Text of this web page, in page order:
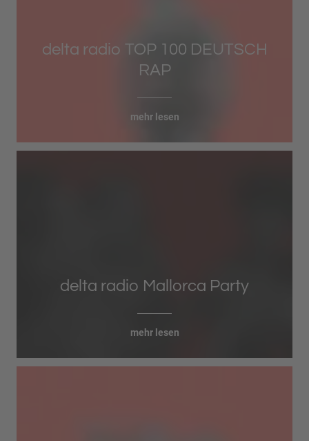
delta radio TOP 100 DEUTSCH
RAP
mehr lesen
delta radio Mallorca Party
mehr lesen